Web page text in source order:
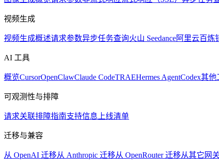
视频生成
视频生成概述请求参数异步任务查询火山 Seedance阿里云百炼
AI 工具
概览CursorOpenClawClaude CodeTRAEHermes AgentCodex其他
可观测性与排障
请求关联排障指南支持信息 上线清单
迁移与兼容
从 OpenAI 迁移从 Anthropic 迁移从 OpenRouter 迁移从其它网